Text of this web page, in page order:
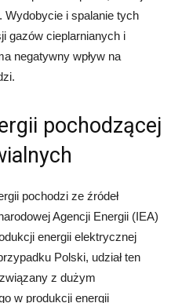
Wydobycie i spalanie tych
gazów cieplarnianych i
negatywny wpływ na
pochodzącej
pochodzi ze źródeł
Agencji Energii (IEA)
energii elektrycznej
Polski, udział ten
z dużym
w produkcji energii